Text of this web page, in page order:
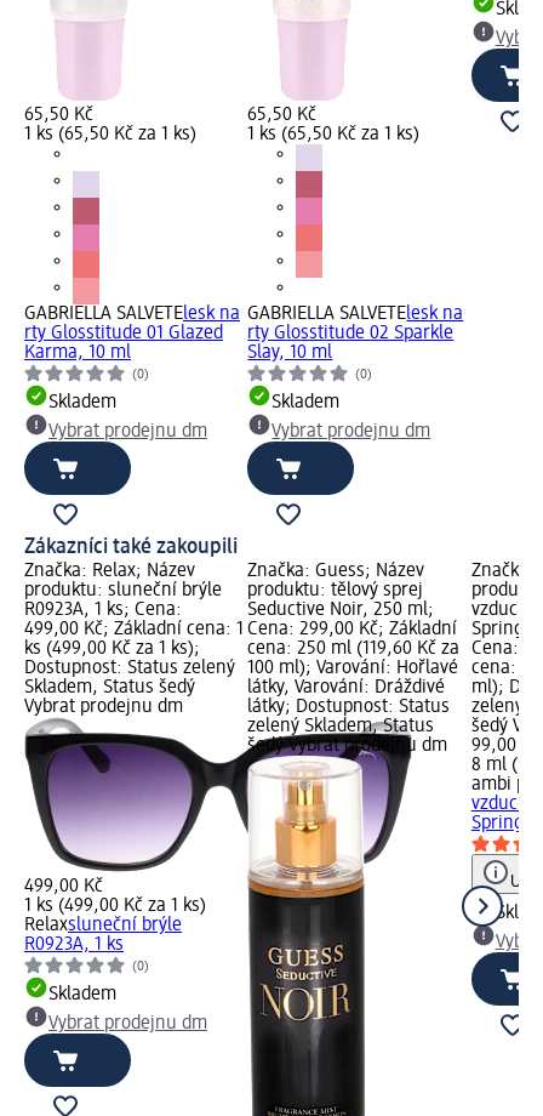
65,50 Kč
1 ks (65,50 Kč za 1 ks)
GABRIELLA SALVETElesk na
rty Glosstitude 01 Glazed
Karma, 10 ml
(0)
Skladem
Vybrat prodejnu dm
65,50 Kč
1 ks (65,50 Kč za 1 ks)
GABRIELLA SALVETElesk na
rty Glosstitude 02 Sparkle
Slay, 10 ml
(0)
Skladem
Vybrat prodejnu dm
Zákazníci také zakoupili
Značka: Relax; Název
produktu: sluneční brýle
R0923A, 1 ks; Cena:
499,00 Kč; Základní cena: 1
ks (499,00 Kč za 1 ks);
Dostupnost: Status zelený
Skladem, Status šedý
Vybrat prodejnu dm
499,00 Kč
1 ks (499,00 Kč za 1 ks)
Relaxsluneční brýle
R0923A, 1 ks
(0)
Skladem
Vybrat prodejnu dm
Značka: Guess; Název
produktu: tělový sprej
Seductive Noir, 250 ml;
Cena: 299,00 Kč; Základní
cena: 250 ml (119,60 Kč za
100 ml); Varování: Hořlavé
látky, Varování: Dráždivé
látky; Dostupnost: Status
zelený Skladem, Status
šedý Vybrat prodejnu dm
Značka:
vzduchu
Spring
Cena:
cena: 8
ml);
zelený
šedý
99,00 Kč
8 ml
ambi pur
vzduchu
Spring